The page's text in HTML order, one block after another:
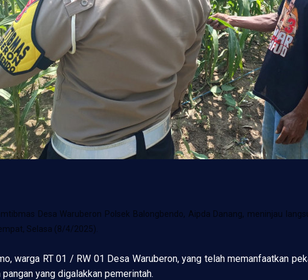
Desa Waruberon Polsek Balongbendo, Aipda Danang, meninjau
Selasa (8/4/2025).
warga RT 01 / RW 01 Desa Waruberon, yang telah memanfaatkan
yang digalakkan pemerintah.